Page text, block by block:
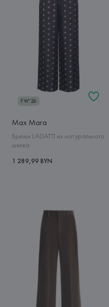
FW'26
Max Mara
Брюки LADATTI из натурального
шелка
1 289,99 BYN